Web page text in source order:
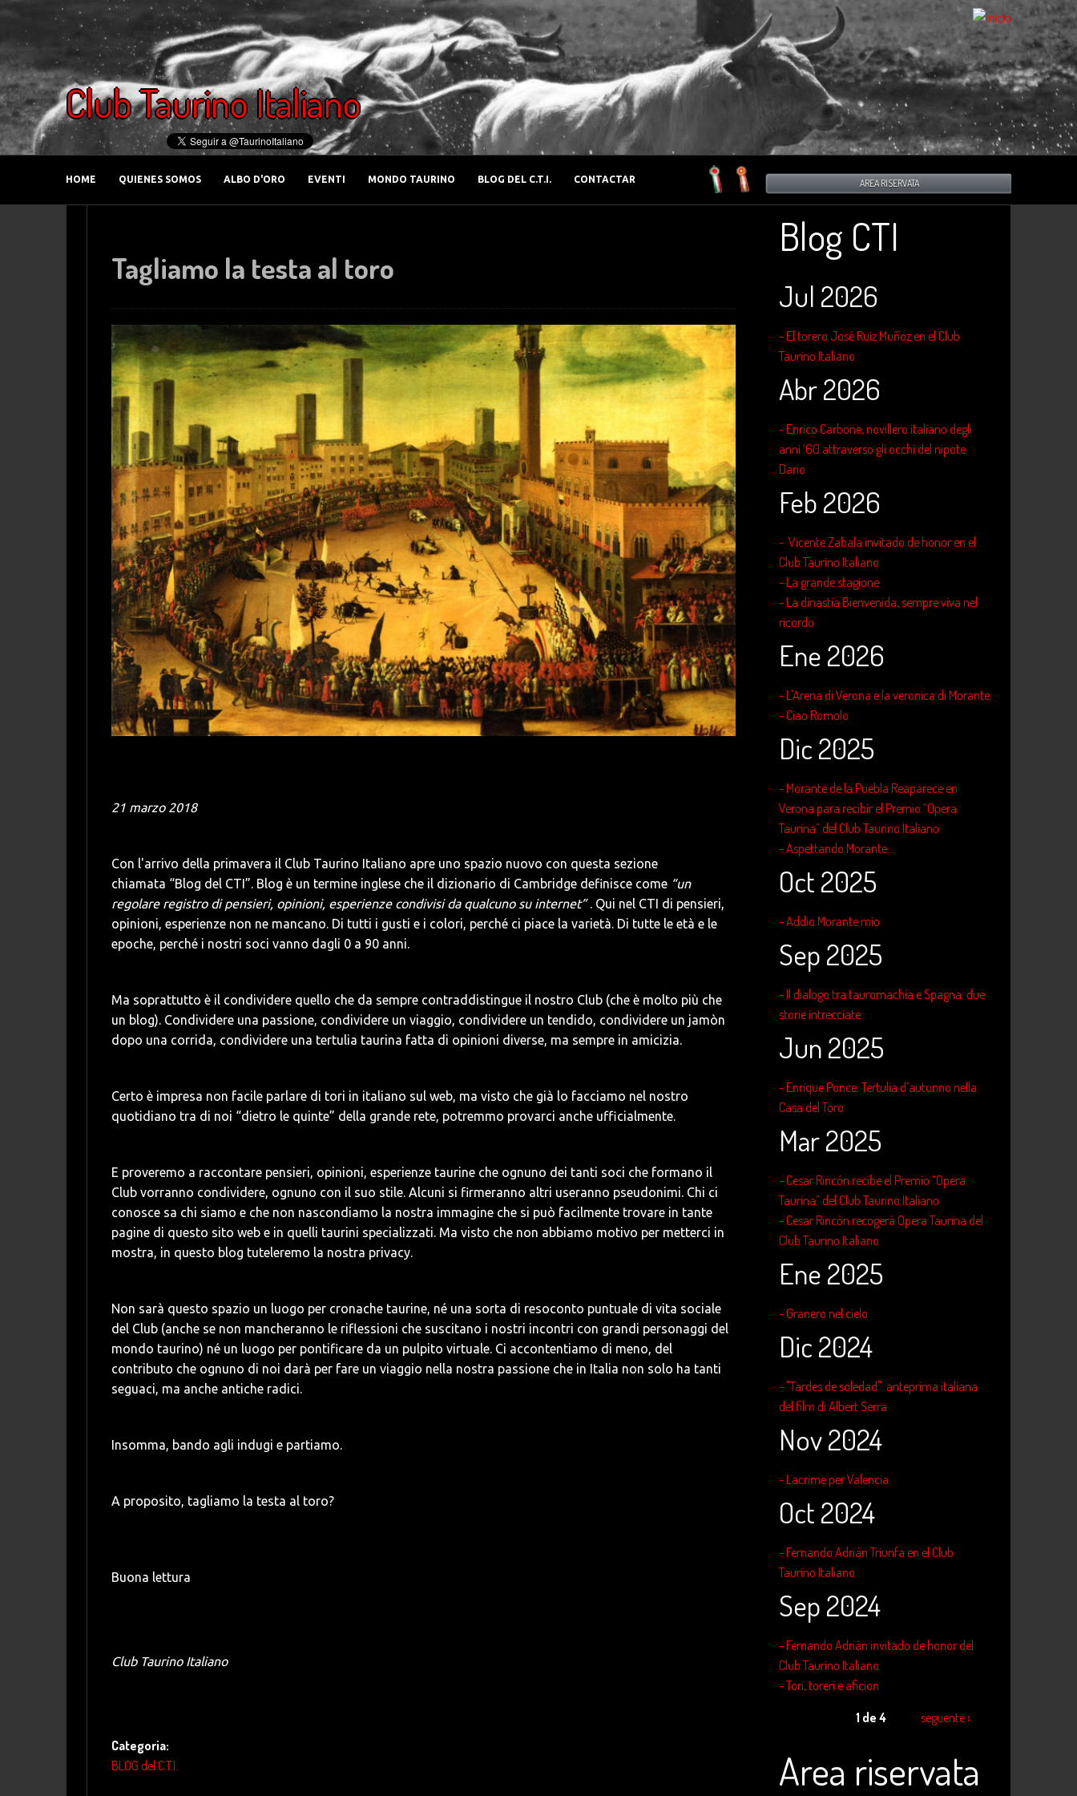
Club Taurino Italiano
HOME QUIENES SOMOS ALBO D'ORO EVENTI MONDO TAURINO BLOG DEL C.T.I. CONTACTAR AREA RISERVATA
Tagliamo la testa al toro
21 marzo 2018
Con l'arrivo della primavera il Club Taurino Italiano apre uno spazio nuovo con questa sezione
chiamata “Blog del CTI”. Blog è un termine inglese che il dizionario di Cambridge definisce come “un
regolare registro di pensieri, opinioni, esperienze condivisi da qualcuno su internet”. Qui nel CTI di pensieri,
opinioni, esperienze non ne mancano. Di tutti i gusti e i colori, perché ci piace la varietà. Di tutte le età e le
epoche, perché i nostri soci vanno dagli 0 a 90 anni.
Ma soprattutto è il condividere quello che da sempre contraddistingue il nostro Club (che è molto più che
un blog). Condividere una passione, condividere un viaggio, condividere un tendido, condividere un jamòn
dopo una corrida, condividere una tertulia taurina fatta di opinioni diverse, ma sempre in amicizia.
Certo è impresa non facile parlare di tori in italiano sul web, ma visto che già lo facciamo nel nostro
quotidiano tra di noi “dietro le quinte” della grande rete, potremmo provarci anche ufficialmente.
E proveremo a raccontare pensieri, opinioni, esperienze taurine che ognuno dei tanti soci che formano il
Club vorranno condividere, ognuno con il suo stile. Alcuni si firmeranno altri useranno pseudonimi. Chi ci
conosce sa chi siamo e che non nascondiamo la nostra immagine che si può facilmente trovare in tante
pagine di questo sito web e in quelli taurini specializzati. Ma visto che non abbiamo motivo per metterci in
mostra, in questo blog tuteleremo la nostra privacy.
Non sarà questo spazio un luogo per cronache taurine, né una sorta di resoconto puntuale di vita sociale
del Club (anche se non mancheranno le riflessioni che suscitano i nostri incontri con grandi personaggi del
mondo taurino) né un luogo per pontificare da un pulpito virtuale. Ci accontentiamo di meno, del
contributo che ognuno di noi darà per fare un viaggio nella nostra passione che in Italia non solo ha tanti
seguaci, ma anche antiche radici.
Insomma, bando agli indugi e partiamo.
A proposito, tagliamo la testa al toro?
Buona lettura
Club Taurino Italiano
Categoria:
BLOG del C.T.I.
Blog CTI
Jul 2026
- El torero José Ruiz Muñoz en el Club
Taurino Italiano
Abr 2026
- Enrico Carbone, novillero italiano degli
anni ’60 attraverso gli occhi del nipote
Dario
Feb 2026
- Vicente Zabala invitado de honor en el
Club Taurino Italiano
- La grande stagione
- La dinastia Bienvenida, sempre viva nel
ricordo
Ene 2026
- L'Arena di Verona e la veronica di Morante
- Ciao Romolo
Dic 2025
- Morante de la Puebla Reaparece en
Verona para recibir el Premio “Opera
Taurina” del Club Taurino Italiano
- Aspettando Morante...
Oct 2025
- Addio Morante mio
Sep 2025
- Il dialogo tra tauromachia e Spagna: due
storie intrecciate
Jun 2025
- Enrique Ponce: Tertulia d’autunno nella
Casa del Toro
Mar 2025
- Cesar Rincón recibe el Premio “Opera
Taurina” del Club Taurino Italiano
- Cesar Rincòn recogerà Opera Taurina del
Club Taurino Italiano
Ene 2025
- Granero nel cielo
Dic 2024
- "Tardes de soledad": anteprima italiana
del film di Albert Serra
Nov 2024
- Lacrime per Valencia
Oct 2024
- Fernando Adrián Triunfa en el Club
Taurino Italiano
Sep 2024
- Fernando Adrián invitado de honor del
Club Taurino Italiano
- Tori, toreri e aficion
1 de 4
seguente ›
Area riservata